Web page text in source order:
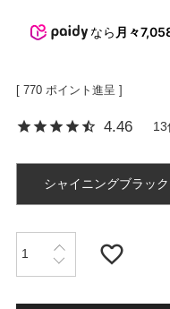
ピックス
なら 月々
[ 770 ポイント進呈 ]
4.46 13
シャイニングブラック